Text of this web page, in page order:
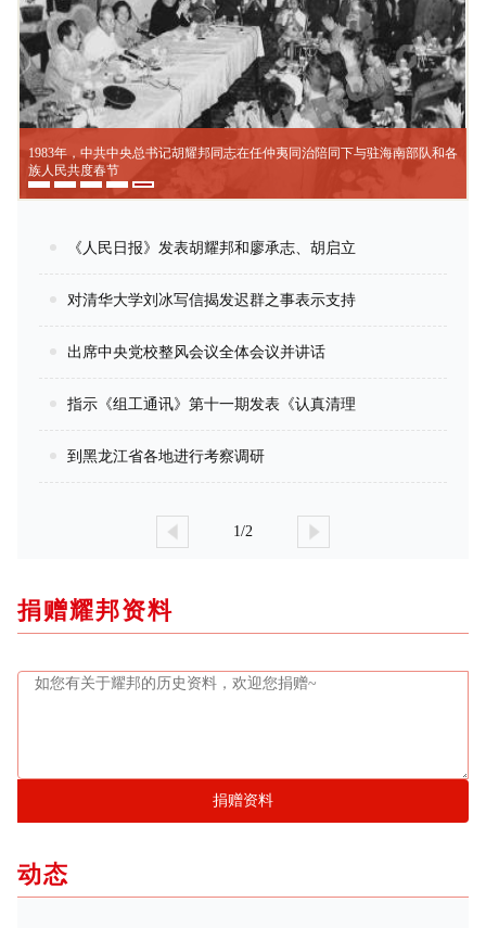
1983年，中共中央总书记胡耀邦同志在任仲夷同治陪同下与驻海南部队和各
族人民共度春节
《人民日报》发表胡耀邦和廖承志、胡启立
对清华大学刘冰写信揭发迟群之事表示支持
出席中央党校整风会议全体会议并讲话
指示《组工通讯》第十一期发表《认真清理
到黑龙江省各地进行考察调研
1/2
捐赠耀邦资料
捐赠资料
动态